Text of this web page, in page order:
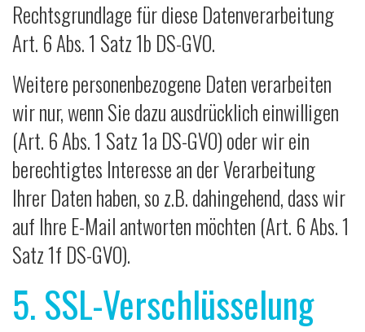
Rechtsgrundlage für diese Datenverarbeitung
Art. 6 Abs. 1 Satz 1b DS-GVO.
Weitere personenbezogene Daten verarbeiten
wir nur, wenn Sie dazu ausdrücklich einwilligen
(Art. 6 Abs. 1 Satz 1a DS-GVO) oder wir ein
berechtigtes Interesse an der Verarbeitung
Ihrer Daten haben, so z.B. dahingehend, dass wir
auf Ihre E-Mail antworten möchten (Art. 6 Abs. 1
Satz 1f DS-GVO).
5. SSL-Verschlüsselung